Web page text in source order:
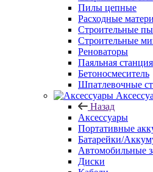
Пилы цепные
Расходные
Строительные
Строительные
Реноваторы
Паяльная станция
Бетоносмеситель
Шпатлевочные
Назад
Аксессуары
Портативные
Батарейки/
Автомобильные
Диски